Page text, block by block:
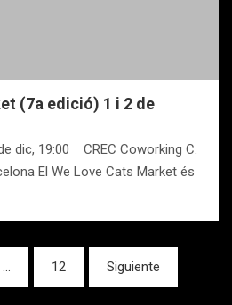
(7a edició) 1 i 2 de
dic, 19:00 CREC Coworking C.
El We Love Cats Market és
… 12 Siguiente